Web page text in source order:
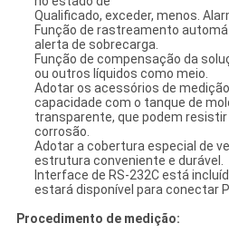
Qualificado, exceder, menos.
Função de rastreamento
alerta de sobrecarga.
Função de compensação da
ou outros líquidos como meio.
Adotar os acessórios de
capacidade com o tanque de
transparente, que podem
corrosão.
Adotar a cobertura especial de
estrutura conveniente e durável.
Interface de RS-232C está
estará disponível para conectar
Procedimento de medição: